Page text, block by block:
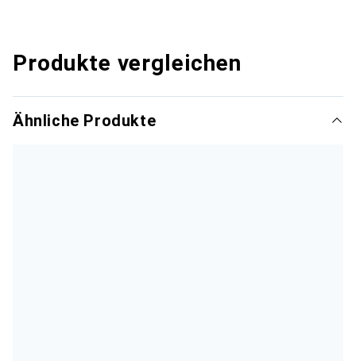
Produkte vergleichen
Ähnliche Produkte